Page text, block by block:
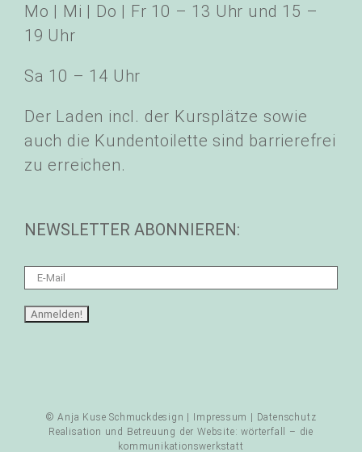
Mo | Mi | Do | Fr 10 – 13 Uhr und 15 –
19 Uhr
Sa 10 – 14 Uhr
Der Laden incl. der Kursplätze sowie
auch die Kundentoilette sind barrierefrei
zu erreichen.
NEWSLETTER ABONNIEREN:
© Anja Kuse Schmuckdesign | Impressum | Datenschutz
Realisation und Betreuung der Website:wörterfall – die
kommunikationswerkstatt